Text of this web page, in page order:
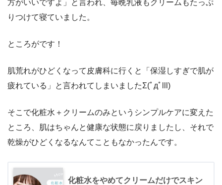
方がいいですよ」と言われ、毎晩乳液もクリームもたっぷ
りつけて寝ていました。
ところがです！
肌荒れがひどくなって皮膚科に行くと「保湿しすぎで肌が
疲れている」と言われてしまいましたΣ(ﾟдﾟlll)
そこで化粧水＋クリームのみというシンプルケアに変えた
ところ、肌はちゃんと健康な状態に戻りましたし、それで
乾燥がひどくなるなんてこともなかったんです。
化粧水をやめてクリームだけでスキン